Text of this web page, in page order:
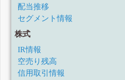
配当推移
セグメント情報
株式
IR情報
空売り残高
信用取引情報